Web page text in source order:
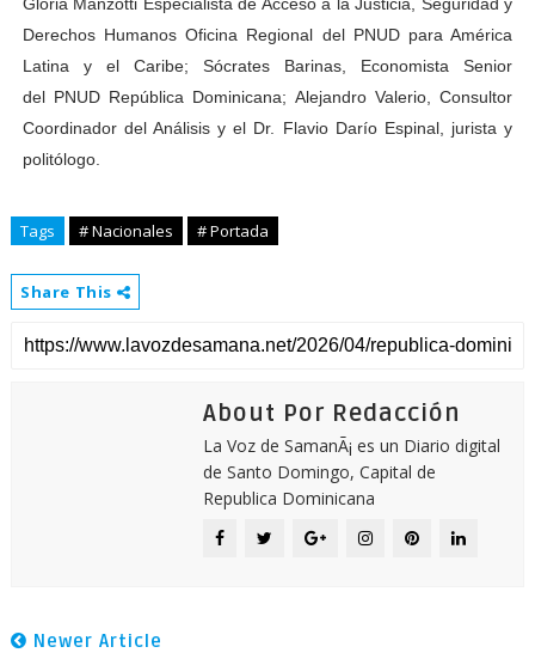
Derechos Humanos Oficina Regional del PNUD para América
Latina y el Caribe; Sócrates Barinas, Economista Senior
del PNUD República Dominicana; Alejandro Valerio, Consultor
Coordinador del Análisis y el Dr. Flavio Darío Espinal, jurista y
politólogo.
Tags # Nacionales # Portada
Share This
About Por Redacción
La Voz de SamanÃ¡ es un Diario digital
de Santo Domingo, Capital de
Republica Dominicana
Newer Article